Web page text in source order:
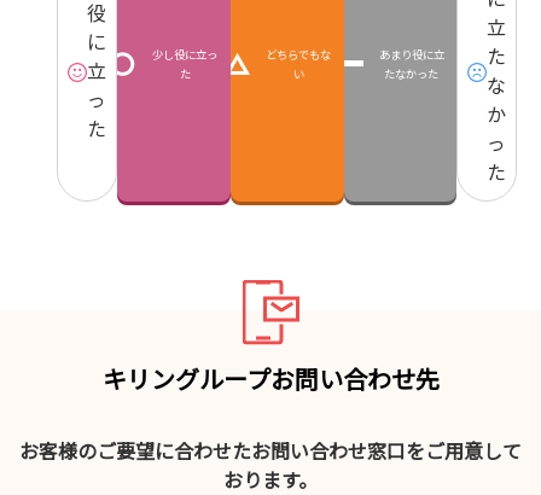
役
に
立
っ
た
少し役に立っ
た
どちらでもな
い
あまり役に立
たなかった
立
た
な
か
っ
た
キリングループお問い合わせ先
お客様のご要望に合わせたお問い合わせ窓口をご用意して
おります。